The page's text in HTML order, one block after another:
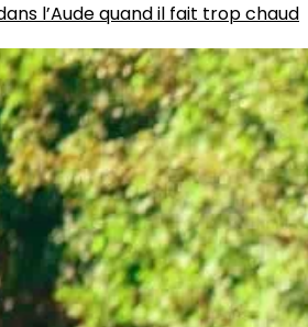
l’Aude quand il fait trop chaud